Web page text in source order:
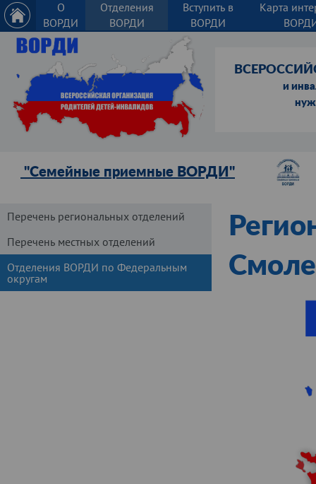
О
ВОРДИ
Отделения
ВОРДИ
Вступить в
ВОРДИ
Карта
и
"Семейные приемные ВОРДИ"
Перечень региональных отделений
Перечень местных отделений
Отделения ВОРДИ по Федеральным
округам